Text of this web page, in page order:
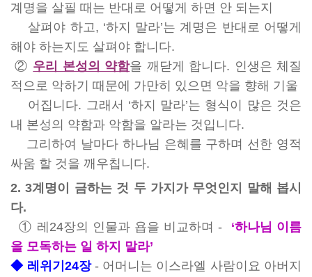
계명을 살필 때는 반대로 어떻게 하면 안 되는지
살펴야 하고, ‘하지 말라’는 계명은 반대로 어떻게
해야 하는지도 살펴야 합니다.
② 우리 본성의 약함을 깨닫게 합니다. 인생은 체질
적으로 악하기 때문에 가만히 있으면 악을 향해 기울
어집니다. 그래서 ‘하지 말라’는 형식이 많은 것은
내 본성의 약함과 악함을 알라는 것입니다.
그리하여 날마다 하나님 은혜를 구하며 선한 영적
싸움 할 것을 깨우칩니다.
2. 3계명이 금하는 것 두 가지가 무엇인지 말해 봅시
다.
① 레24장의 인물과 욥을 비교하며 -
‘하나님 이름
을 모독하는 일 하지 말라’
◆ 레위기24장- 어머니는 이스라엘 사람이요 아버지